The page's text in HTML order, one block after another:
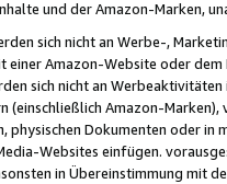
und der Amazon-Marken,
sich nicht an Werbe-,
einer Amazon-Website oder
sich nicht an
(einschließlich Amazon-
physischen Dokumenten oder in
Websites einfügen.
in Übereinstimmung mit